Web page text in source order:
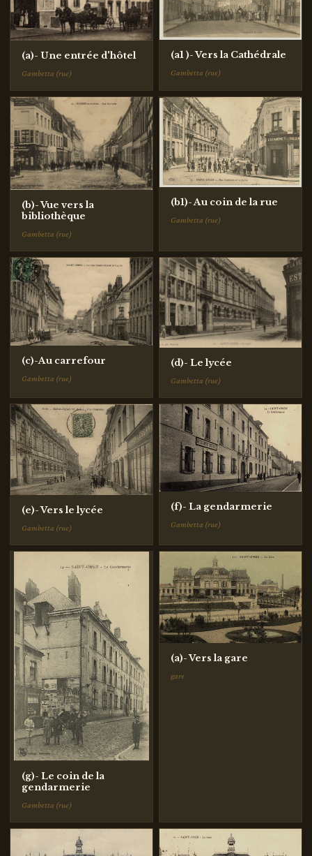
(a)- Une entrée d'hôtel
Gambetta (rue)
(a1 )- Vers la Cathédrale
Gambetta (rue)
(b)- Vue vers la
bibliothèque
Gambetta (rue)
(b1)- Au coin de la rue
Gambetta (rue)
(c)-Au carrefour
Gambetta (rue)
(d)- Le lycée
Gambetta (rue)
(e)- Vers le lycée
Gambetta (rue)
(f)- La gendarmerie
Gambetta (rue)
(g)- Le coin de la
gendarmerie
Gambetta (rue)
(a)- Vers la gare
gare